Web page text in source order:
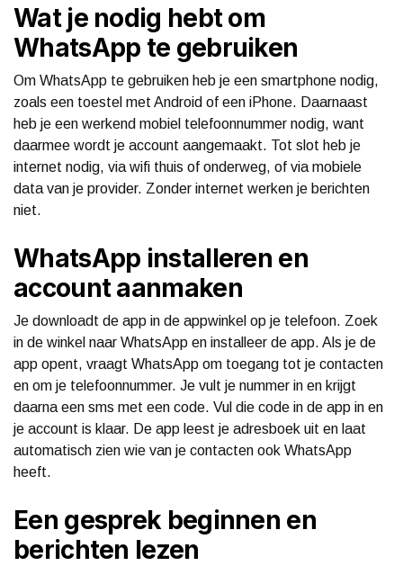
Wat je nodig hebt om
WhatsApp te gebruiken
Om WhatsApp te gebruiken heb je een smartphone nodig,
zoals een toestel met Android of een iPhone. Daarnaast
heb je een werkend mobiel telefoonnummer nodig, want
daarmee wordt je account aangemaakt. Tot slot heb je
internet nodig, via wifi thuis of onderweg, of via mobiele
data van je provider. Zonder internet werken je berichten
niet.
WhatsApp installeren en
account aanmaken
Je downloadt de app in de appwinkel op je telefoon. Zoek
in de winkel naar WhatsApp en installeer de app. Als je de
app opent, vraagt WhatsApp om toegang tot je contacten
en om je telefoonnummer. Je vult je nummer in en krijgt
daarna een sms met een code. Vul die code in de app in en
je account is klaar. De app leest je adresboek uit en laat
automatisch zien wie van je contacten ook WhatsApp
heeft.
Een gesprek beginnen en
berichten lezen